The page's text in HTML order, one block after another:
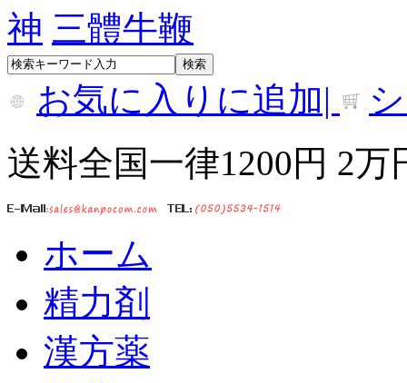
神 三體牛鞭
お気に入りに追加|
送料全国一律1200円 2
ホーム
精力剤
漢方薬